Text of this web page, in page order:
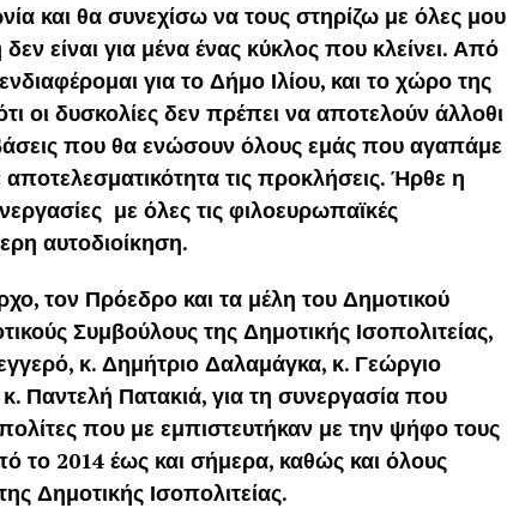
και θα συνεχίσω να τους στηρίζω με όλες μου
είναι για μένα ένας κύκλος που κλείνει. Από
για το Δήμο Ιλίου, και το χώρο της
οι δυσκολίες δεν πρέπει να αποτελούν άλλοθι
που θα ενώσουν όλους εμάς που αγαπάμε
τις προκλήσεις. Ήρθε η
με όλες τις φιλοευρωπαϊκές
αυτοδιοίκηση.
τον Πρόεδρο και τα μέλη του Δημοτικού
Συμβούλους της Δημοτικής Ισοπολιτείας,
κ. Δημήτριο Δαλαμάγκα, κ. Γεώργιο
Παντελή Πατακιά, για τη συνεργασία που
που με εμπιστευτήκαν με την ψήφο τους
2014 έως και σήμερα, καθώς και όλους
Δημοτικής Ισοπολιτείας.